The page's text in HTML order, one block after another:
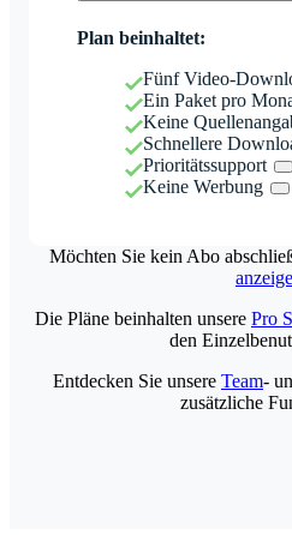
Plan beinhaltet:
Fünf Video-
Ein Paket pro
Keine
Schnellere
Prioritätssupport
Keine Werbung
Möchten Sie kein Abo
Die Pläne beinhalten unsere Pro
den
Entdecken Sie unsere Team-
zusätzliche